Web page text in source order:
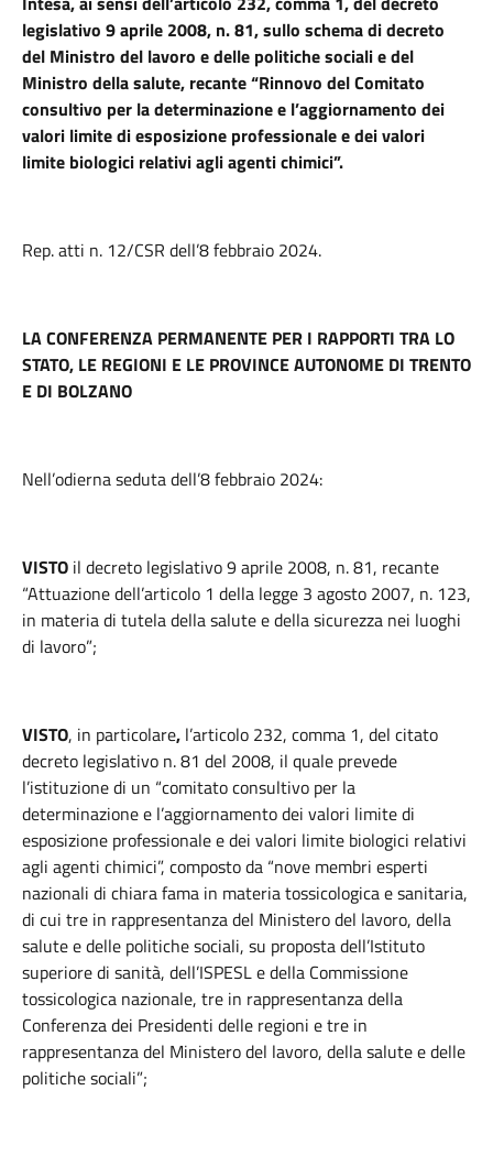
legislativo 9 aprile 2008, n. 81, sullo schema di decreto
del Ministro del lavoro e delle politiche sociali e del
Ministro della salute, recante “Rinnovo del Comitato
consultivo per la determinazione e l’aggiornamento dei
valori limite di esposizione professionale e dei valori
limite biologici relativi agli agenti chimici”.
Rep. atti n. 12/CSR dell’8 febbraio 2024.
LA CONFERENZA PERMANENTE PER I RAPPORTI TRA LO
STATO, LE REGIONI E LE PROVINCE AUTONOME DI TRENTO
E DI BOLZANO
Nell’odierna seduta dell’8 febbraio 2024:
VISTO il decreto legislativo 9 aprile 2008, n. 81, recante
“Attuazione dell’articolo 1 della legge 3 agosto 2007, n. 123,
in materia di tutela della salute e della sicurezza nei luoghi
di lavoro”;
VISTO, in particolare, l’articolo 232, comma 1, del citato
decreto legislativo n. 81 del 2008, il quale prevede
l’istituzione di un “comitato consultivo per la
determinazione e l’aggiornamento dei valori limite di
esposizione professionale e dei valori limite biologici relativi
agli agenti chimici”, composto da “nove membri esperti
nazionali di chiara fama in materia tossicologica e sanitaria,
di cui tre in rappresentanza del Ministero del lavoro, della
salute e delle politiche sociali, su proposta dell’Istituto
superiore di sanità, dell’ISPESL e della Commissione
tossicologica nazionale, tre in rappresentanza della
Conferenza dei Presidenti delle regioni e tre in
rappresentanza del Ministero del lavoro, della salute e delle
politiche sociali”;